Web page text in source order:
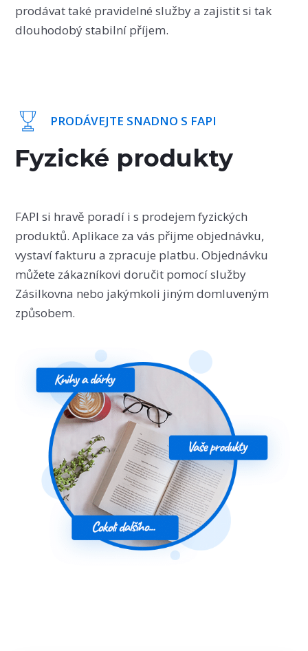
prodávat také pravidelné služby a zajistit si tak
dlouhodobý stabilní příjem.
PRODÁVEJTE SNADNO S FAPI
Fyzické produkty
FAPI si hravě poradí i s prodejem fyzických
produktů. Aplikace za vás přijme objednávku,
vystaví fakturu a zpracuje platbu. Objednávku
můžete zákazníkovi doručit pomocí služby
Zásilkovna nebo jakýmkoli jiným domluveným
způsobem.